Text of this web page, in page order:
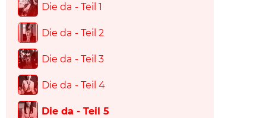
Die da - Teil 1
Die da - Teil 2
Die da - Teil 3
Die da - Teil 4
Die da - Teil 5